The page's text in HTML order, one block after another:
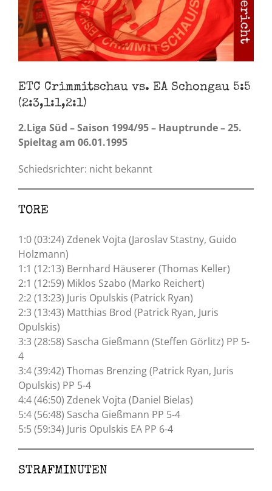
ETC Crimmitschau vs. EA Schongau 5:5
(2:3,1:1,2:1)
2.Liga Süd – Saison 1994/95 – Hauptrunde – 25.
Spieltag am 06.01.1995
Schiedsrichter: nicht bekannt
TORE
1:0 (03:24) Zdenek Vojta (Jaroslav Stastny, Guido
Holzmann)
1:1 (12:13) Bernhard Häuserer (Thomas Keller)
2:1 (12:59) Miklos Szabo (Marko Reichert)
2:2 (13:23) Juris Opulskis (Patrick Ryan)
2:3 (13:43) Matthias Brod (Patrick Ryan, Juris
Opulskis)
3:3 (28:58) Sascha Gießmann (Steffen Görlitz) PP 5-
4
3:4 (39:42) Thomas Brenzing (Patrick Ryan, Juris
Opulskis) PP 5-4
4:4 (46:50) Zdenek Vojta (Daniel Bielas)
5:4 (56:48) Sascha Gießmann PP 5-4
5:5 (59:34) Juris Opulskis EA PP 6-4
STRAFMINUTEN